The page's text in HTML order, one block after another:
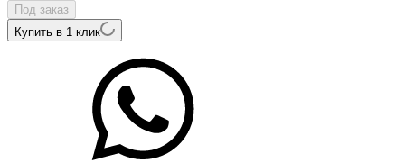
Под заказ
Купить в 1 клик